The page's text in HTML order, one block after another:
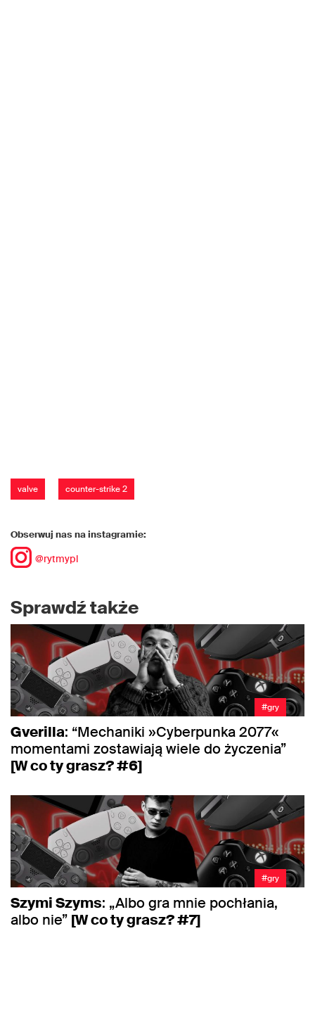
valve counter-strike 2
Obserwuj nas na instagramie:
@rytmypl
Sprawdź także
#gry
Gverilla: “Mechaniki »Cyberpunka 2077«
momentami zostawiają wiele do życzenia”
[W co ty grasz? #6]
#gry
Szymi Szyms: „Albo gra mnie pochłania,
albo nie” [W co ty grasz? #7]